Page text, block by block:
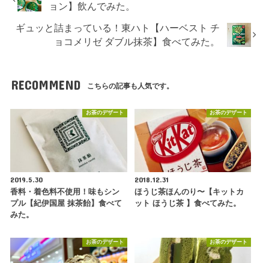
ョン】飲んでみた。
ギュッと詰まっている！東ハト【ハーベスト チ
ョコメリゼ ダブル抹茶】食べてみた。
RECOMMEND こちらの記事も人気です。
お茶のデザート
2019.5.30
香料・着色料不使用！味もシン
プル【紀伊国屋 抹茶飴】食べて
みた。
お茶のデザート
2018.12.31
ほうじ茶ほんのり〜【キットカ
ット ほうじ茶 】食べてみた。
お茶のデザート お茶のデザート